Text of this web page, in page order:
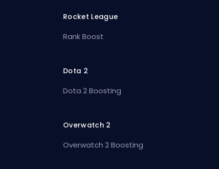
Rocket League
Rank Boost
Dota 2
Dota 2 Boosting
Overwatch 2
Overwatch 2 Boosting